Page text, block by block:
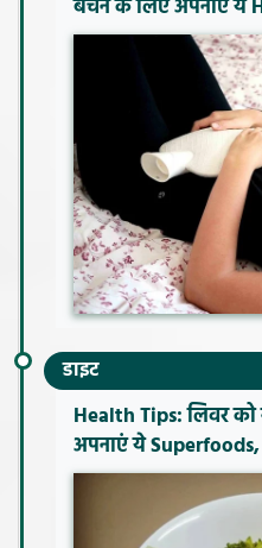
बचने के लिए अपनाएं ये
डाइट
Health Tips: लिवर
अपनाएं ये Superfoods,